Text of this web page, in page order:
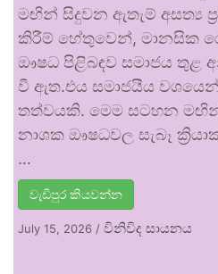
මඟින් සිදුවන ඇතැම් අසත්‍ය
කිරීම් හේතුවෙන්, මානසික
ඖෂධ පිළිබඳව සමාජය තුළ
වී ඇත.එය සමාජයීය
තත්වයකි. මෙම සටහන මඟින්
නාශක ඖෂධවල සැබෑ
…
වැඩිපුර කියවන්න
July 15, 2026 / විනිවිද සායනය